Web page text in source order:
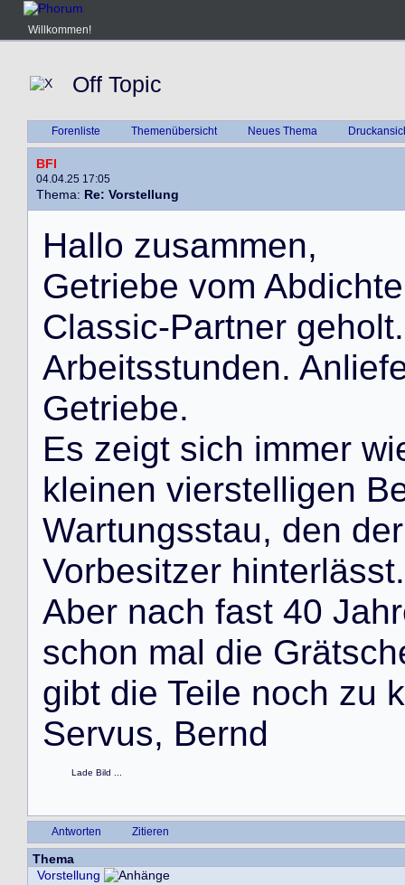
Willkommen!
Off Topic
Forenliste Themenübersicht Neues Thema
BFI
04.04.25 17:05
Thema: Re: Vorstellung
Hallo zusammen,
Getriebe vom Abdichte
Classic-Partner geholt.
Arbeitsstunden. Anlief
Getriebe.
Es zeigt sich immer wi
kleinen vierstelligen B
Wartungsstau, den der
Vorbesitzer hinterlässt.
Aber nach fast 40 Jahr
schon mal die Grätsch
gibt die Teile noch zu k
Servus, Bernd
Lade Bild ...
Antworten Zitieren
Thema
Vorstellung